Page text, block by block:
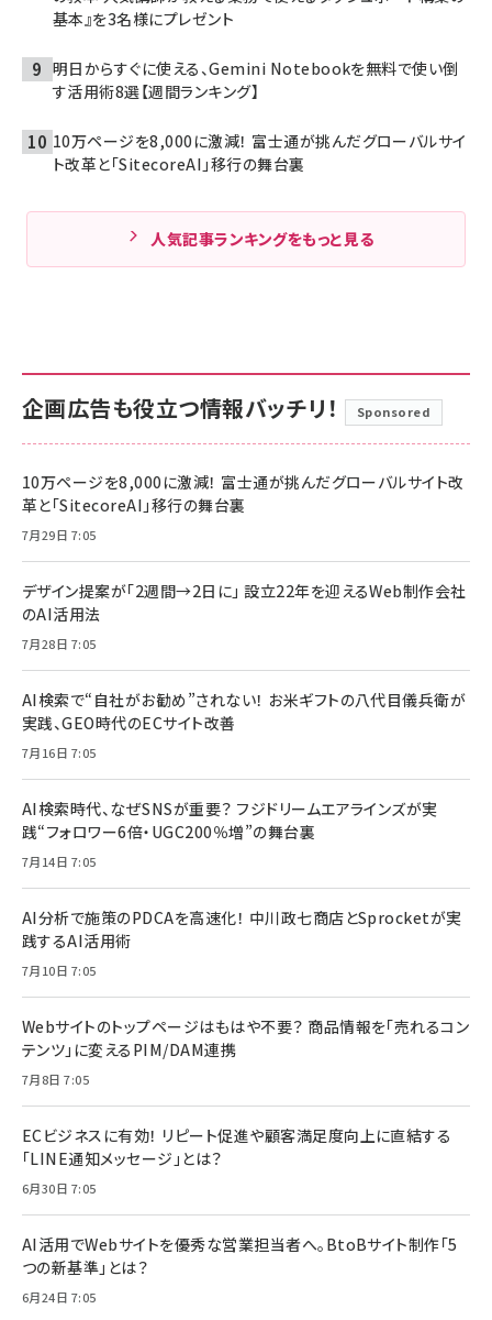
基本』を3名様にプレゼント
明日からすぐに使える、Gemini Notebookを無料で使い倒
す活用術8選【週間ランキング】
10万ページを8,000に激減！ 富士通が挑んだグローバルサイ
ト改革と「SitecoreAI」移行の舞台裏
人気記事ランキングをもっと見る
企画広告も役立つ情報バッチリ！ Sponsored
10万ページを8,000に激減！ 富士通が挑んだグローバルサイト改
革と「SitecoreAI」移行の舞台裏
7月29日 7:05
デザイン提案が「2週間→2日に」 設立22年を迎えるWeb制作会社
のAI活用法
7月28日 7:05
AI検索で“自社がお勧め”されない！ お米ギフトの八代目儀兵衛が
実践、GEO時代のECサイト改善
7月16日 7:05
AI検索時代、なぜSNSが重要？ フジドリームエアラインズが実
践“フォロワー6倍・UGC200％増”の舞台裏
7月14日 7:05
AI分析で施策のPDCAを高速化！ 中川政七商店とSprocketが実
践するAI活用術
7月10日 7:05
Webサイトのトップページはもはや不要？ 商品情報を「売れるコン
テンツ」に変えるPIM/DAM連携
7月8日 7:05
ECビジネスに有効！ リピート促進や顧客満足度向上に直結する
「LINE通知メッセージ」とは？
6月30日 7:05
AI活用でWebサイトを優秀な営業担当者へ。BtoBサイト制作「5
つの新基準」とは？
6月24日 7:05